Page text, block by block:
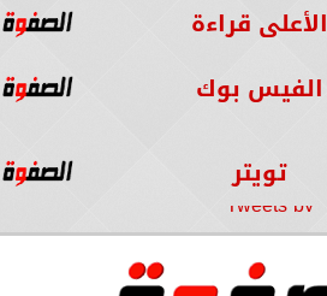
الأعلى قراءة
الفيس بوك
تويتر
Tweets by